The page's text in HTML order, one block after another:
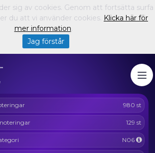
980 st
129 st
N06
sig av cookies. Genom att fortsätta surfa
du att vi använder cookies. Klicka här för
mer information.
Jag förstår